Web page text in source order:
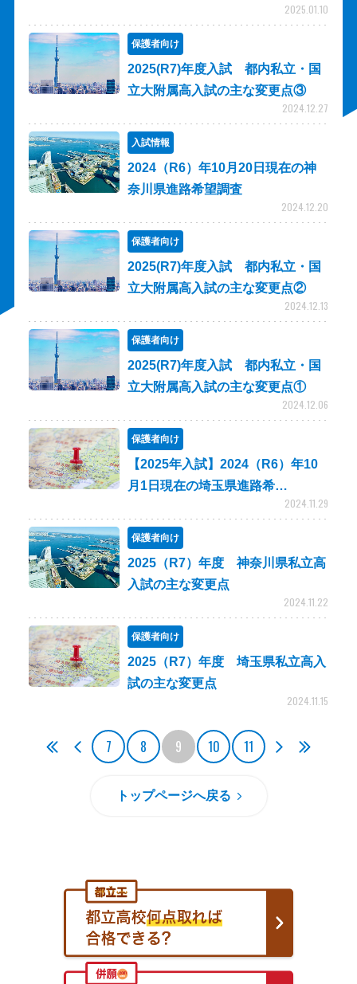
2025.01.10
保護者向け
2025(R7)年度入試 都内私立・国
立大附属高入試の主な変更点③
2024.12.27
入試情報
2024（R6）年10月20日現在の神
奈川県進路希望調査
2024.12.20
保護者向け
2025(R7)年度入試 都内私立・国
立大附属高入試の主な変更点②
2024.12.13
保護者向け
2025(R7)年度入試 都内私立・国
立大附属高入試の主な変更点①
2024.12.06
保護者向け
【2025年入試】2024（R6）年10
月1日現在の埼玉県進路希…
2024.11.29
保護者向け
2025（R7）年度 神奈川県私立高
入試の主な変更点
2024.11.22
保護者向け
2025（R7）年度 埼玉県私立高入
試の主な変更点
2024.11.15
7 8 9 10 11
トップページへ戻る